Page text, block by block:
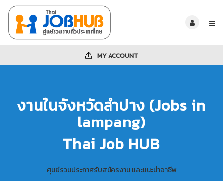
MY ACCOUNT
งานในจังหวัดลำปาง (Jobs in
lampang)
Thai Job HUB
ศุนย์รวมประกาศรับสมัครงาน และแนะนำอาชีพ